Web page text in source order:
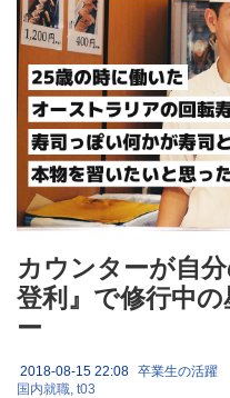
平日
週末コー
寿司職人
すしア
カウンターが自
登利』で修行中
ー
2018-08-15 22:08 卒業生の活躍
国内就職 t03